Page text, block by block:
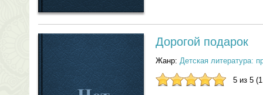
Дорогой подарок
Жанр: Детская литература:
5 из 5